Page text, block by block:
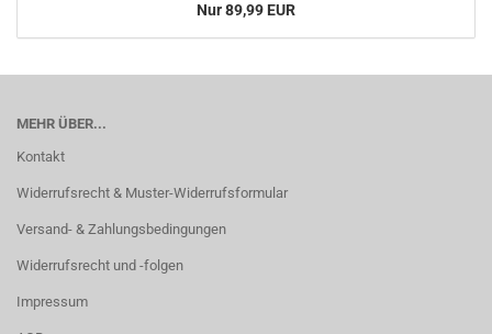
Nur 89,99 EUR
MEHR ÜBER...
Kontakt
Widerrufsrecht & Muster-Widerrufsformular
Versand- & Zahlungsbedingungen
Widerrufsrecht und -folgen
Impressum